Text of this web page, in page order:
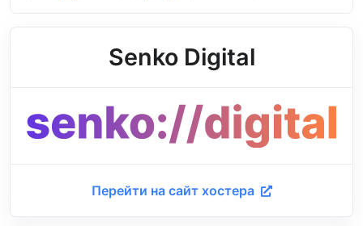
Senko Digital
Перейти на сайт хостера